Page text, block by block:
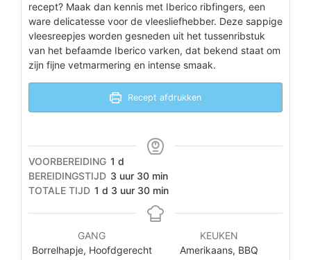
recept? Maak dan kennis met Iberico ribfingers, een
ware delicatesse voor de vleesliefhebber. Deze sappige
vleesreepjes worden gesneden uit het tussenribstuk
van het befaamde Iberico varken, dat bekend staat om
zijn fijne vetmarmering en intense smaak.
Recept afdrukken
VOORBEREIDING 1 dag
d
BEREIDINGSTIJD 3uur
uur 30minuten
min
TOTALE TIJD 1 dag
d 3uur
uur 30minuten
min
GANG
Borrelhapje, Hoofdgerecht
KEUKEN
Amerikaans, BBQ